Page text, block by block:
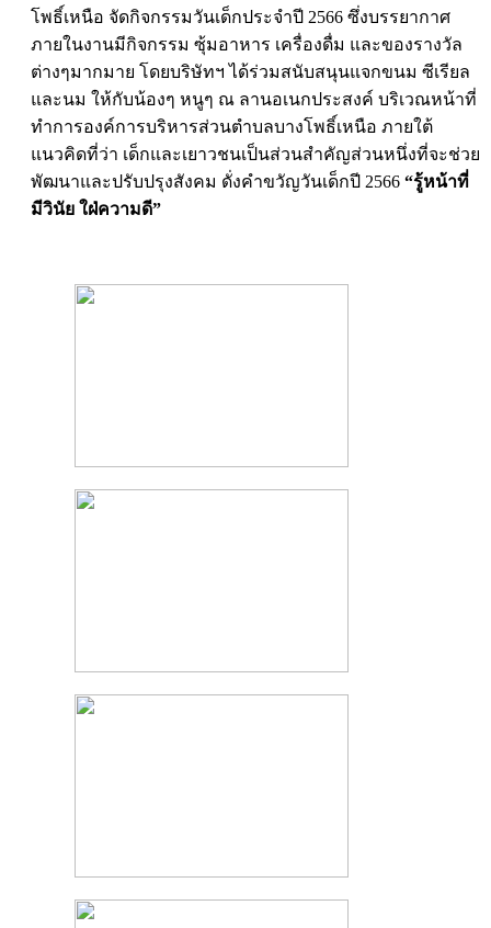
โพธิ์เหนือ จัดกิจกรรมวันเด็กประจำปี 2566 ซึ่งบรรยากาศ
ภายในงานมีกิจกรรม ซุ้มอาหาร เครื่องดื่ม และของรางวัล
ต่างๆมากมาย โดยบริษัทฯ ได้ร่วมสนับสนุนแจกขนม ซีเรียล
และนม ให้กับน้องๆ หนูๆ ณ ลานอเนกประสงค์ บริเวณหน้าที่
ทำการองค์การบริหารส่วนตำบลบางโพธิ์เหนือ ภายใต้
แนวคิดที่ว่า เด็กและเยาวชนเป็นส่วนสำคัญส่วนหนึ่งที่จะช่วย
พัฒนาและปรับปรุงสังคม ดั่งคำขวัญวันเด็กปี 2566 “รู้หน้าที่
มีวินัย ใฝ่ความดี”